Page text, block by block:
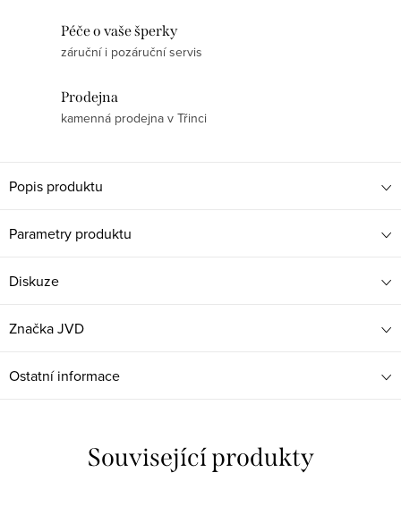
Péče o vaše šperky
záruční i pozáruční servis
Prodejna
kamenná prodejna v Třinci
Popis produktu
Parametry produktu
Diskuze
ZnačkaJVD
Ostatní informace
Související produkty